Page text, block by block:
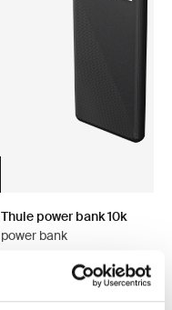
Thule power bank 10k
power bank